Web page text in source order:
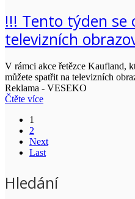
!!! Tento týden se
televizních
V rámci akce řetězce Kaufland,
můžete spatřit na televizních
Reklama - VESEKO
Čtěte více
1
2
Next
Last
Hledání